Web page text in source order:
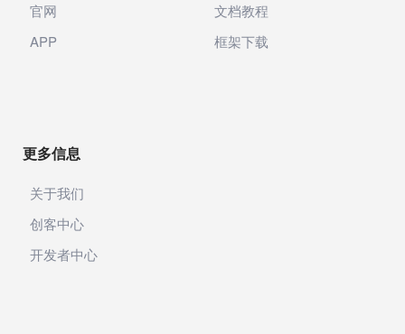
官网
APP
文档教程
框架下载
更多信息
关于我们
创客中心
开发者中心